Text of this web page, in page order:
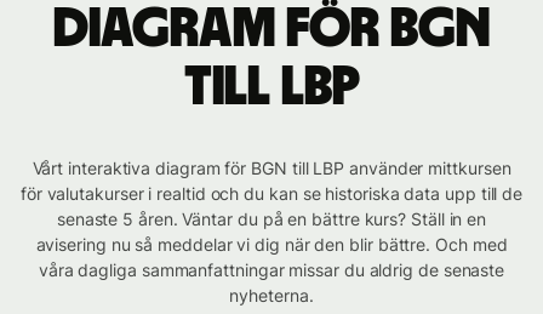
Diagram för BGN
till LBP
Vårt interaktiva diagram för BGN till LBP använder mittkursen
för valutakurser i realtid och du kan se historiska data upp till de
senaste 5 åren. Väntar du på en bättre kurs? Ställ in en
avisering nu så meddelar vi dig när den blir bättre. Och med
våra dagliga sammanfattningar missar du aldrig de senaste
nyheterna.